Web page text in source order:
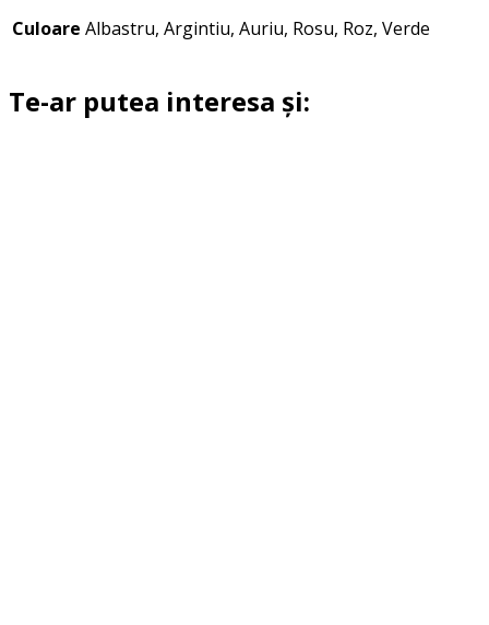
Culoare Albastru, Argintiu, Auriu, Rosu, Roz, Verde
Te-ar putea interesa și: